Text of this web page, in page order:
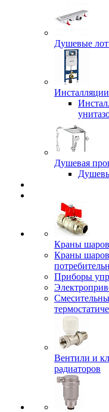
Душевые
Инсталляции
Душевая
Краны
Краны
Приборы
Вентили и
радиаторов